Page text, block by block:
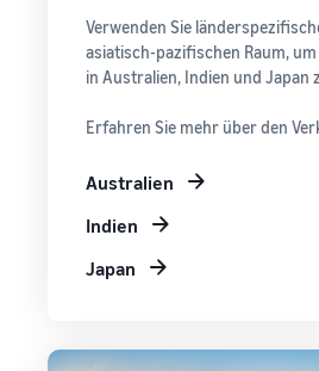
Verwenden Sie
asiatisch-pazifischen Raum,
in Australien, Indien und Japan
Erfahren Sie mehr über den
Australien
Indien
Japan